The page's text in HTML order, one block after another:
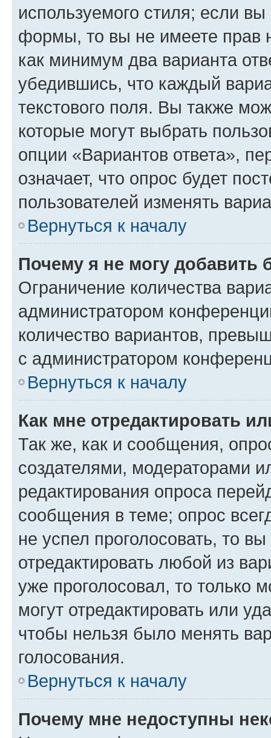
используемого стиля; если
формы, то вы не имеете прав
как минимум два варианта
убедившись, что каждый
текстового поля. Вы также
которые могут выбрать
опции «Вариантов ответа»,
означает, что опрос будет
пользователей изменять
Вернуться к началу
Почему я не могу добавить
Ограничение количества
администратором
количество вариантов,
с администратором
Вернуться к началу
Как мне отредактировать
Так же, как и сообщения,
создателями, модераторами
редактирования опроса
сообщения в теме; опрос
не успел проголосовать, то
отредактировать любой из
уже проголосовал, то только
могут отредактировать или
чтобы нельзя было менять
голосования.
Вернуться к началу
Почему мне недоступны